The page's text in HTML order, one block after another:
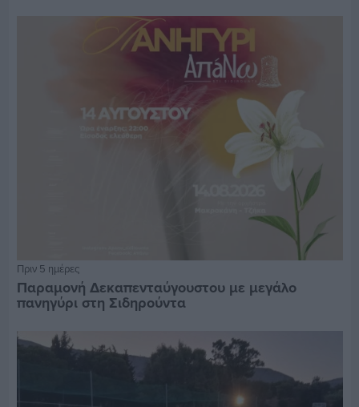
Πριν 5 ημέρες
Παραμονή Δεκαπενταύγουστου με μεγάλο
πανηγύρι στη Σιδηρούντα